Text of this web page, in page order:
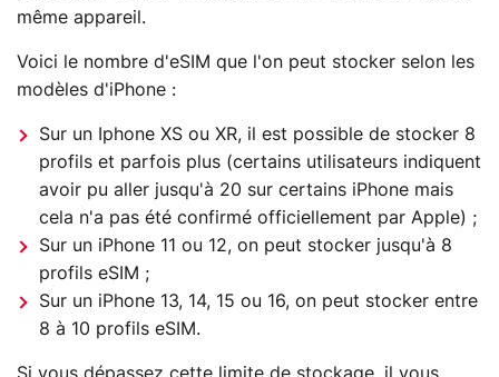
même appareil.
Voici le nombre d'eSIM que l'on peut stocker selon les
modèles d'iPhone :
Sur un Iphone XS ou XR, il est possible de stocker 8
profils et parfois plus (certains utilisateurs indiquent
avoir pu aller jusqu'à 20 sur certains iPhone mais
cela n'a pas été confirmé officiellement par Apple) ;
Sur un iPhone 11 ou 12, on peut stocker jusqu'à 8
profils eSIM ;
Sur un iPhone 13, 14, 15 ou 16, on peut stocker entre
8 à 10 profils eSIM.
Si vous dépassez cette limite de stockage, il vous